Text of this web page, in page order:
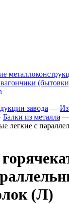
завода —
Балки из металла
легкие с
(Л)